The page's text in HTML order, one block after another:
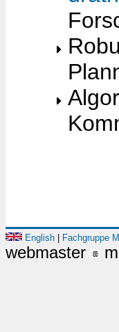
English Fachgruppe
webmaster